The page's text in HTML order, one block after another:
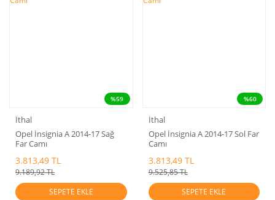
%59
İthal
Opel İnsignia A 2014-17 Sağ
Far Camı
3.813,49 TL
9.189,92 TL
SEPETE EKLE
%60
İthal
Opel İnsignia A 2014-17 Sol Far
Camı
3.813,49 TL
9.525,85 TL
SEPETE EKLE